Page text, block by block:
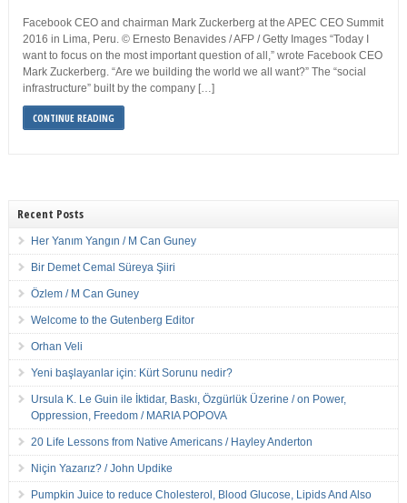
Facebook CEO and chairman Mark Zuckerberg at the APEC CEO Summit
2016 in Lima, Peru. © Ernesto Benavides / AFP / Getty Images “Today I
want to focus on the most important question of all,” wrote Facebook CEO
Mark Zuckerberg. “Are we building the world we all want?” The “social
infrastructure” built by the company […]
CONTINUE READING
Recent Posts
Her Yanım Yangın / M Can Guney
Bir Demet Cemal Süreya Şiiri
Özlem / M Can Guney
Welcome to the Gutenberg Editor
Orhan Veli
Yeni başlayanlar için: Kürt Sorunu nedir?
Ursula K. Le Guin ile İktidar, Baskı, Özgürlük Üzerine / on Power,
Oppression, Freedom / MARIA POPOVA
20 Life Lessons from Native Americans / Hayley Anderton
Niçin Yazarız? / John Updike
Pumpkin Juice to reduce Cholesterol, Blood Glucose, Lipids And Also